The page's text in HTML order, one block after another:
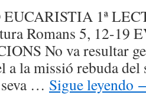
1ª
Romans 5, 12-19
No va resultar
la missió rebuda del
… Sigue leyendo